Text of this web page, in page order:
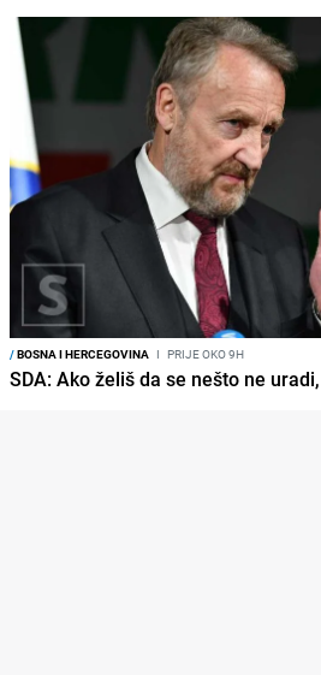
/BOSNA I HERCEGOVINA I PRIJE OKO 9H
SDA: Ako želiš da se nešto ne